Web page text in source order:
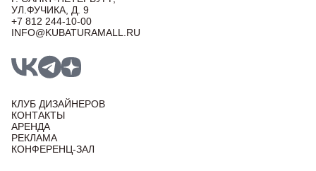
УЛ.ФУЧИКА, Д. 9
+7 812 244-10-00
INFO@KUBATURAMALL.RU
КЛУБ ДИЗАЙНЕРОВ
КОНТАКТЫ
АРЕНДА
РЕКЛАМА
КОНФЕРЕНЦ-ЗАЛ